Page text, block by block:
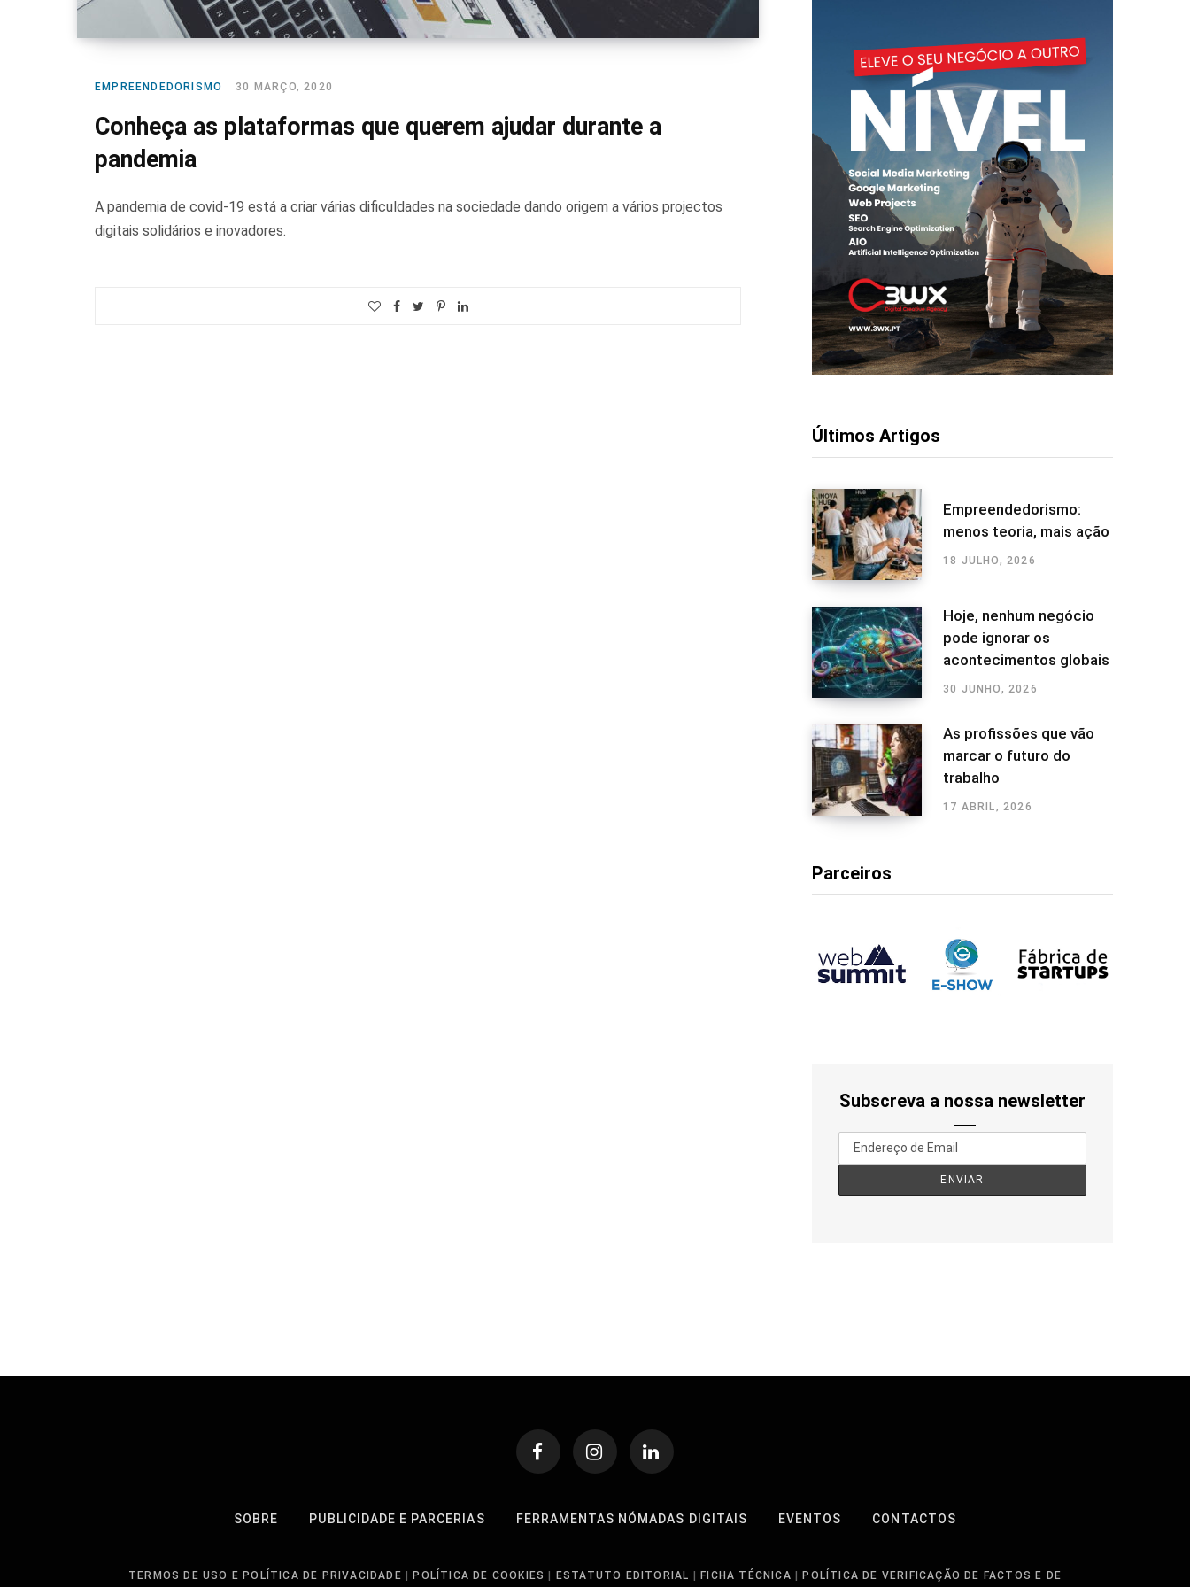
EMPREENDEDORISMO 30 MARÇO, 2020
Conheça as plataformas que querem ajudar durante a
pandemia
A pandemia de covid-19 está a criar várias dificuldades na sociedade dando origem a vários projectos
digitais solidários e inovadores.
Últimos Artigos
Empreendedorismo:
menos teoria, mais ação
18 JULHO, 2026
Hoje, nenhum negócio
pode ignorar os
acontecimentos globais
30 JUNHO, 2026
As profissões que vão
marcar o futuro do
trabalho
17 ABRIL, 2026
Parceiros
Subscreva a nossa newsletter
SOBRE PUBLICIDADE E PARCERIAS FERRAMENTAS NÓMADAS DIGITAIS EVENTOS CONTACTOS
TERMOS DE USO E POLÍTICA DE PRIVACIDADE POLÍTICA DE COOKIES ESTATUTO EDITORIAL FICHA TÉCNICA POLÍTICA DE VERIFICAÇÃO DE FACTOS E DE